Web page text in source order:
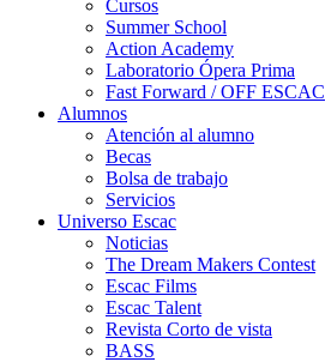
Cursos
Summer School
Action Academy
Laboratorio Ópera Prima
Fast Forward / OFF ESCAC
Alumnos
Atención al alumno
Becas
Bolsa de trabajo
Servicios
Universo Escac
Noticias
The Dream Makers Contest
Escac Films
Escac Talent
Revista Corto de vista
BASS